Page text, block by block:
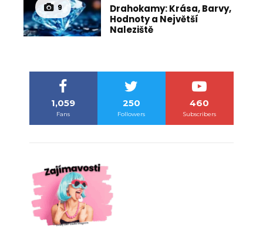
9
Drahokamy: Krása, Barvy,
Hodnoty a Největší
Naleziště
1,059
Fans
250
Followers
460
Subscribers